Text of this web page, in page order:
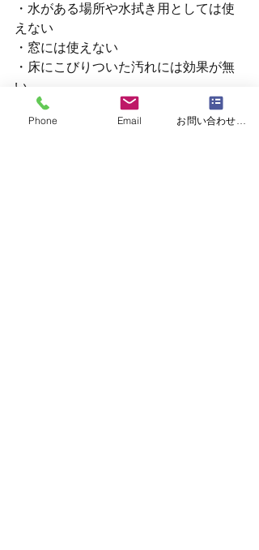
・水がある場所や水拭き用としては使
えない
・窓には使えない
・床にこびりついた汚れには効果が無
い
・吸着剤がシミになったりするので、
保管場所や置場所には注意が必要
Phone Email